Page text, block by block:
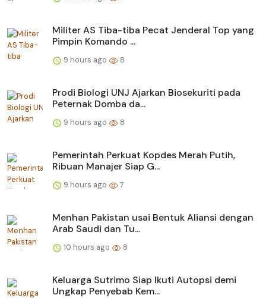
Militer AS Tiba-tiba Pecat Jenderal Top yang
Pimpin Komando ...
9 hours ago 8
Prodi Biologi UNJ Ajarkan Biosekuriti pada
Peternak Domba da...
9 hours ago 8
Pemerintah Perkuat Kopdes Merah Putih,
Ribuan Manajer Siap G...
9 hours ago 7
Menhan Pakistan usai Bentuk Aliansi dengan
Arab Saudi dan Tu...
10 hours ago 8
Keluarga Sutrimo Siap Ikuti Autopsi demi
Ungkap Penyebab Kem...